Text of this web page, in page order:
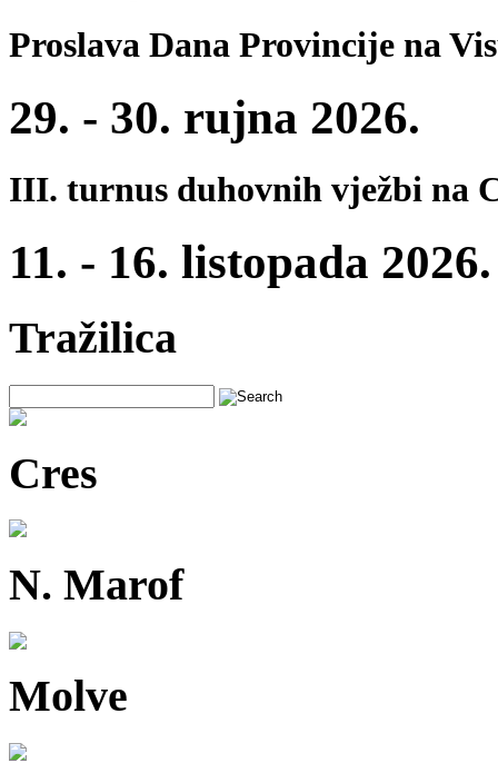
Proslava Dana Provincije na
29. - 30. rujna 2026.
III. turnus duhovnih vježbi na
11. - 16. listopada 2026.
Tražilica
Cres
N. Marof
Molve